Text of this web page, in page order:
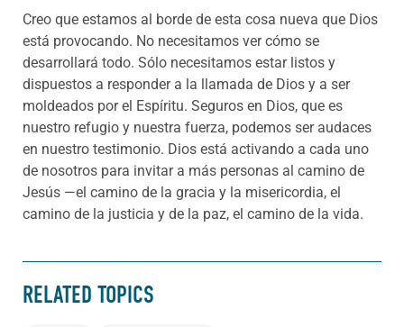
Creo que estamos al borde de esta cosa nueva que Dios
está provocando. No necesitamos ver cómo se
desarrollará todo. Sólo necesitamos estar listos y
dispuestos a responder a la llamada de Dios y a ser
moldeados por el Espíritu. Seguros en Dios, que es
nuestro refugio y nuestra fuerza, podemos ser audaces
en nuestro testimonio. Dios está activando a cada uno
de nosotros para invitar a más personas al camino de
Jesús —el camino de la gracia y la misericordia, el
camino de la justicia y de la paz, el camino de la vida.
RELATED TOPICS